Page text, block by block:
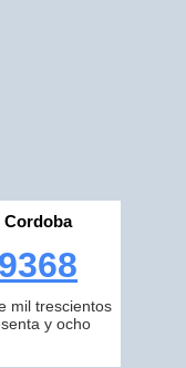
Cordoba
9368
mil trescientos
y ocho